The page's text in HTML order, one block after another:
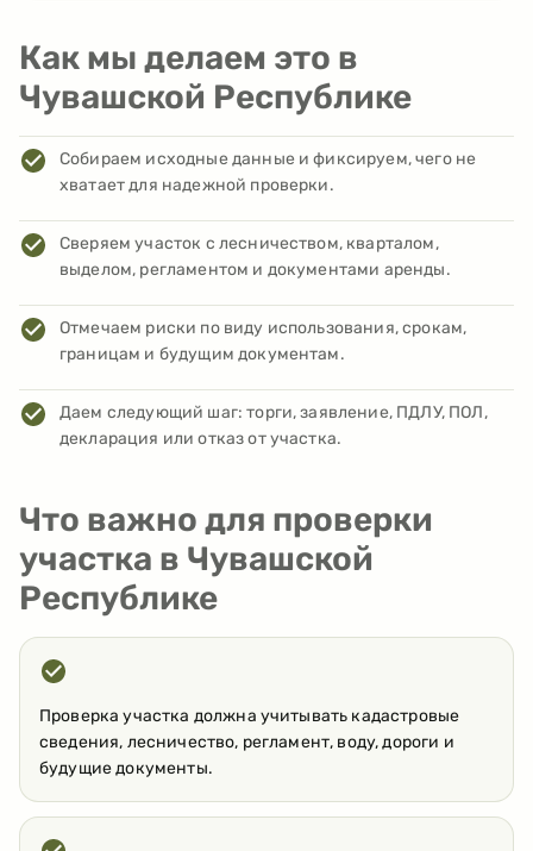
Как мы делаем это в
Чувашской Республике
Собираем исходные данные и фиксируем, чего не
хватает для надежной проверки.
Сверяем участок с лесничеством, кварталом,
выделом, регламентом и документами аренды.
Отмечаем риски по виду использования, срокам,
границам и будущим документам.
Даем следующий шаг: торги, заявление, ПДЛУ, ПОЛ,
декларация или отказ от участка.
Что важно для проверки
участка в Чувашской
Республике
Проверка участка должна учитывать кадастровые
сведения, лесничество, регламент, воду, дороги и
будущие документы.